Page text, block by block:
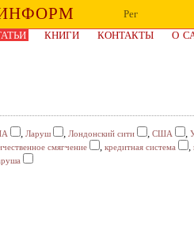
Рег
КНИГИ КОНТАКТЫ
О
, Ларуш , Лондонский сити , США ,
смягчение , кредитная система ,